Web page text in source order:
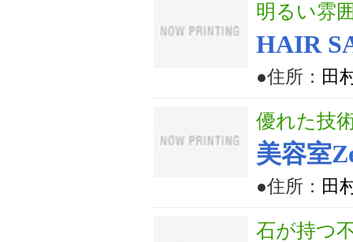
明るい雰
HAIR
●住所： 田
優れた技
美容室
●住所： 田
石が持つ